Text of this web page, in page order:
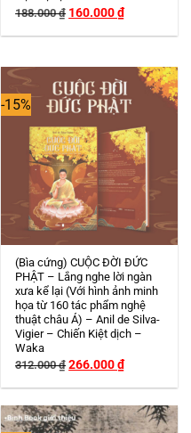
188.000₫ Giá
gốc
là:
160.000₫Giá
hiện
tại
-15%
(Bìa cứng) CUỘC ĐỜI ĐỨC
PHẬT – Lắng nghe lời ngàn
xưa kể lại (Với hình ảnh minh
họa từ 160 tác phẩm nghệ
thuật châu Á) – Anil de Silva-
Vigier – Chiến Kiệt dịch –
Waka
312.000₫Giá
gốc
là:
266.000₫Giá
hiện
tại
266.000 ₫.